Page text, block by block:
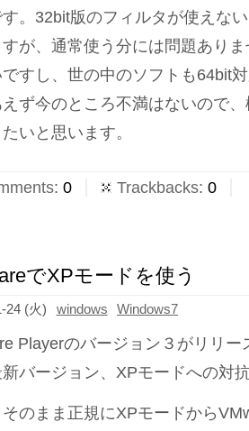
。32bit版のフィルタが使えな
が、通常使う分には問題あり
ですし、世の中のソフトも64bit
えず今のところ不満はないので
いと思います。
: 0 Trackbacks: 0
でXPモードを使う
24 (火) windows Windows7
Playerのバージョン３がリリー
新バージョン、XPモードへの対
のまま正規にXPモードから